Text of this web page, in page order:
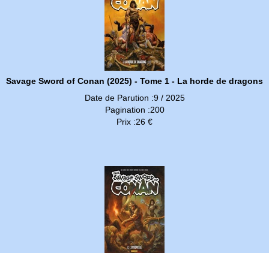
Savage Sword of Conan (2025) - Tome 1 - La horde de dragons
Date de Parution :9 / 2025
Pagination :200
Prix :26 €